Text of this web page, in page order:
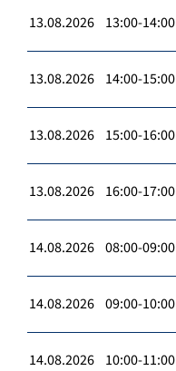
13.08.2026 13:00-14:00
13.08.2026 14:00-15:00
13.08.2026 15:00-16:00
13.08.2026 16:00-17:00
14.08.2026 08:00-09:00
14.08.2026 09:00-10:00
14.08.2026 10:00-11:00